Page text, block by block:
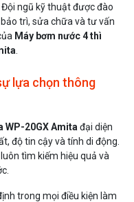
Đội ngũ kỹ thuật được đào
trì, sửa chữa và tư vấn
Máy bơm nước 4 thì
lựa chọn thông
WP-20GX Amita đại diện
độ tin cậy và tính di động.
tìm kiếm hiệu quả và
trong mọi điều kiện làm